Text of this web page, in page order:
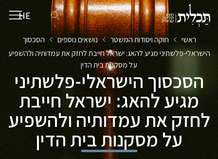
HE
EN
ראשי חוקה ויסודות המשטר נושאים נוספים
הסכסוך
הישראלי-פלשתיני מגיע להאג: ישראל חייבת לחזק את עמדותיה ולהשפיע
על מסקנות בית הדין
הסכסוך הישראלי-פלשתיני
מגיע להאג: ישראל חייבת
לחזק את עמדותיה ולהשפיע
על מסקנות בית הדין